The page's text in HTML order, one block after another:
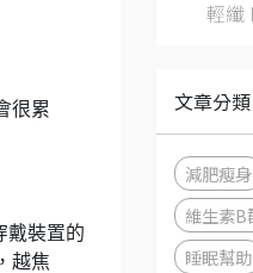
很累
戴裝置的
越焦
輕纖
文章分類
減肥瘦身
維生素B
睡眠幫助